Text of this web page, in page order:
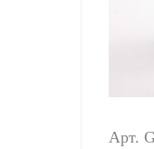
Арт.